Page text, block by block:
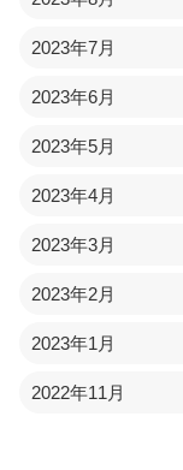
2023年7月
2023年6月
2023年5月
2023年4月
2023年3月
2023年2月
2023年1月
2022年11月